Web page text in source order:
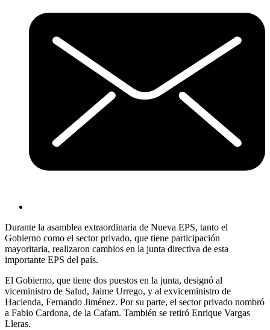
Durante la asamblea extraordinaria de Nueva EPS, tanto el
Gobierno como el sector privado, que tiene participación
mayoritaria, realizaron cambios en la junta directiva de esta
importante EPS del país.
El Gobierno, que tiene dos puestos en la junta, designó al
viceministro de Salud, Jaime Urrego, y al exviceministro de
Hacienda, Fernando Jiménez. Por su parte, el sector privado nombró
a Fabio Cardona, de la Cafam. También se retiró Enrique Vargas
Lleras.